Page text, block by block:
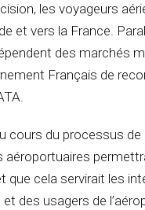
les voyageurs
et vers la France.
des marchés
Français de
cours du processus de
aéroportuaires
que cela servirait les
des usagers de